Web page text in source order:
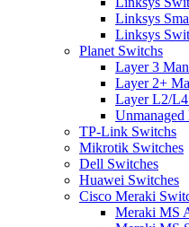
Linksys
Linksys
Planet Switchs
Layer 3
Layer 2+
Layer L2/L4
Unmanaged
TP-Link Switchs
Mikrotik Switches
Dell Switches
Huawei Switches
Cisco Meraki
Meraki MS